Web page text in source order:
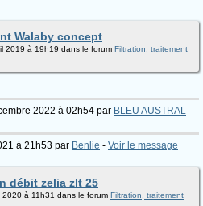
Walaby concept
2019 à 19h19 dans le forum Filtration, traitement
2022 à 02h54 par BLEU AUSTRAL
à 21h53 par Benlie - Voir le message
débit zelia zlt 25
à 11h31 dans le forum Filtration, traitement